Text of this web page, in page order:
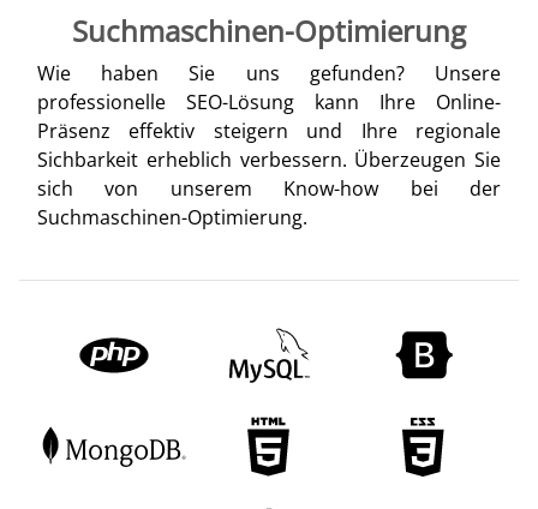
Suchmaschinen-Optimierung
Wie haben Sie uns gefunden? Unsere
professionelle SEO-Lösung kann Ihre Online-
Präsenz effektiv steigern und Ihre regionale
Sichbarkeit erheblich verbessern. Überzeugen Sie
sich von unserem Know-how bei der
Suchmaschinen-Optimierung.